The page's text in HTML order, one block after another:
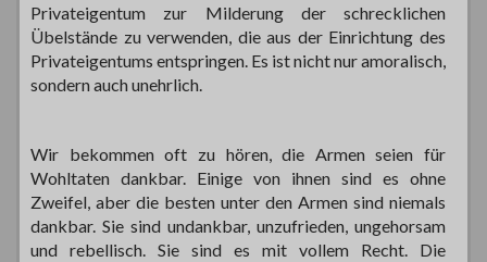
Privateigentum zur Milderung der schrecklichen
Übelstände zu verwenden, die aus der Einrichtung des
Privateigentums entspringen. Es ist nicht nur amoralisch,
sondern auch unehrlich.
Wir bekommen oft zu hören, die Armen seien für
Wohltaten dankbar. Einige von ihnen sind es ohne
Zweifel, aber die besten unter den Armen sind niemals
dankbar. Sie sind undankbar, unzufrieden, ungehorsam
und rebellisch. Sie sind es mit vollem Recht. Die